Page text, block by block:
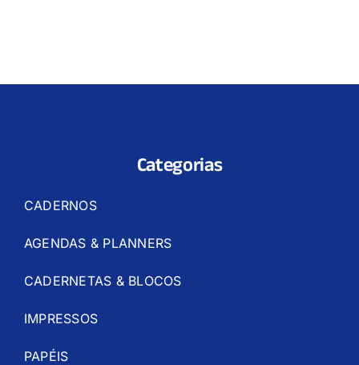
Categorias
CADERNOS
AGENDAS & PLANNERS
CADERNETAS & BLOCOS
IMPRESSOS
PAPÉIS